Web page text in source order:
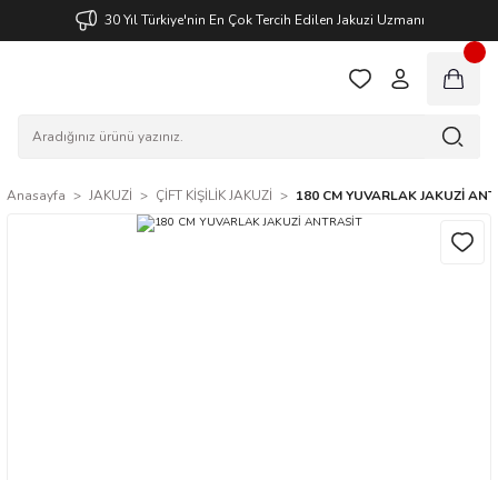
30 Yıl Türkiye'nin En Çok Tercih Edilen Jakuzi Uzmanı
Anasayfa JAKUZİ ÇİFT KİŞİLİK JAKUZİ 180 CM YUVARLAK JAKUZİ